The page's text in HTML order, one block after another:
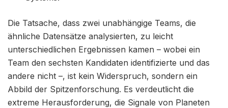
Die Tatsache, dass zwei unabhängige Teams, die
ähnliche Datensätze analysierten, zu leicht
unterschiedlichen Ergebnissen kamen – wobei ein
Team den sechsten Kandidaten identifizierte und das
andere nicht –, ist kein Widerspruch, sondern ein
Abbild der Spitzenforschung. Es verdeutlicht die
extreme Herausforderung, die Signale von Planeten